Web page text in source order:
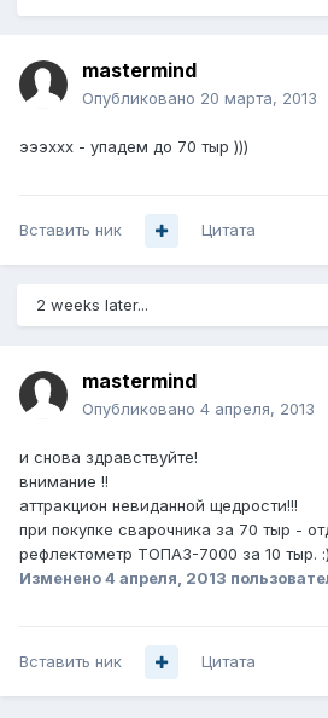
mastermind
Опубликовано 20 марта, 2013
эээххх - упадем до 70 тыр )))
Вставить ник Цитата
2 weeks later...
mastermind
Опубликовано 4 апреля, 2013
и снова здравствуйте!
внимание !!
аттракцион невиданной щедрости!!!
при покупке сварочника за 70 тыр -
рефлектометр ТОПАЗ-7000 за 10 тыр. :)
Изменено4 апреля, 2013
Вставить ник Цитата